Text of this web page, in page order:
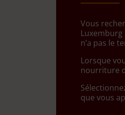
Vous
n’a pas le
Lorsque
nourriture
que vous